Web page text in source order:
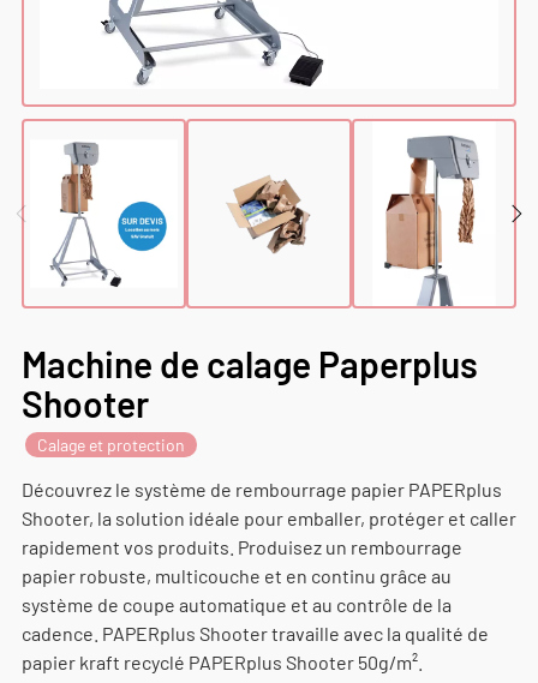
Machine de calage Paperplus
Shooter
Calage et protection
Découvrez le système de rembourrage papier PAPERplus
Shooter, la solution idéale pour emballer, protéger et caller
rapidement vos produits. Produisez un rembourrage
papier robuste, multicouche et en continu grâce au
système de coupe automatique et au contrôle de la
cadence. PAPERplus Shooter travaille avec la qualité de
papier kraft recyclé PAPERplus Shooter 50g/m².